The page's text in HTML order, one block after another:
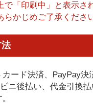
で「印刷中」と表示さ
らかじめご了承くださ
カード決済、PayPay決
ニ後払い、代金引換払